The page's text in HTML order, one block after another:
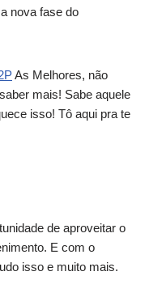
nova fase do
As Melhores, não
mais! Sabe aquele
isso! Tô aqui pra te
de aproveitar o
E com o
isso e muito mais.